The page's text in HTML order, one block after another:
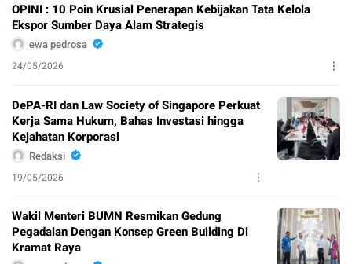
OPINI : 10 Poin Krusial Penerapan Kebijakan Tata Kelola
Ekspor Sumber Daya Alam Strategis
ewa pedrosa
24/05/2026
DePA-RI dan Law Society of Singapore Perkuat
Kerja Sama Hukum, Bahas Investasi hingga
Kejahatan Korporasi
Redaksi
19/05/2026
Wakil Menteri BUMN Resmikan Gedung
Pegadaian Dengan Konsep Green Building Di
Kramat Raya